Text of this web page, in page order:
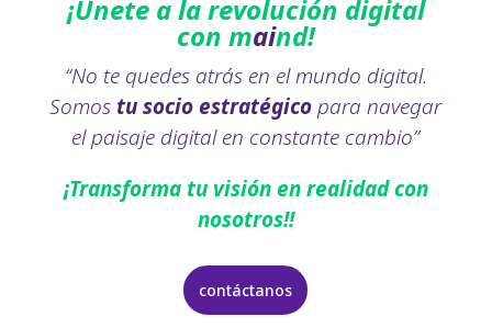
¡Únete a la revolución digital
con maind!
“No te quedes atrás en el mundo digital.
Somos tu socio estratégicopara navegar
el paisaje digital en constante cambio”
¡Transforma tu visión en realidad con
nosotros!!
contáctanos